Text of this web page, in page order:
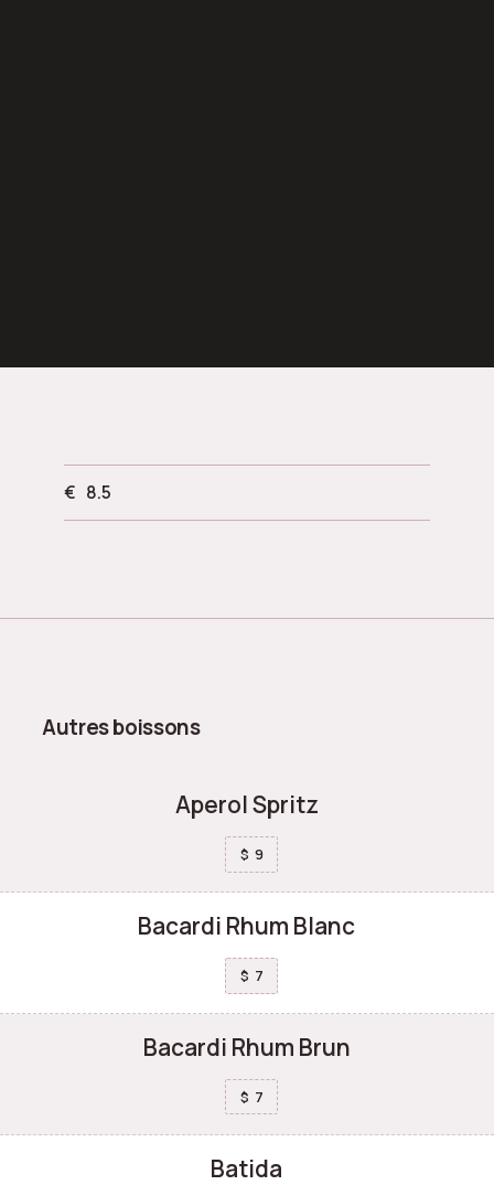
€ 8.5
Autres boissons
Aperol Spritz
$ 9
Bacardi Rhum Blanc
$ 7
Bacardi Rhum Brun
$ 7
Batida